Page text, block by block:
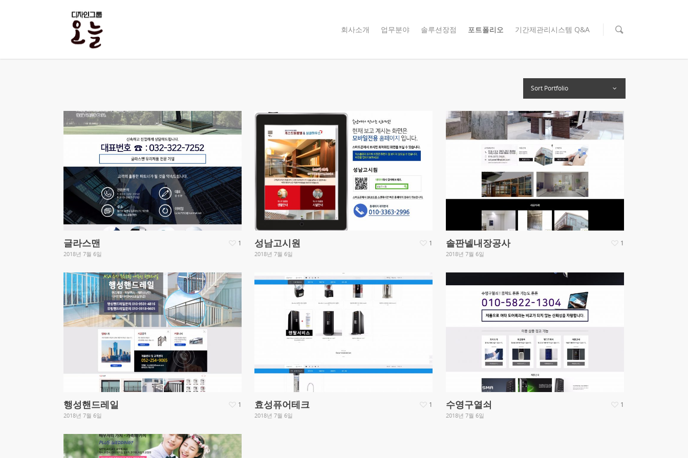
회사소개 업무분야 솔루션장점 포트폴리오 기간제관리시스템 Q&A
Sort Portfolio
글라스맨
2018년 7월 6일
1 성남고시원
2018년 7월 6일
1 솔판넬내장공사
2018년 7월 6일
1
행성핸드레일
2018년 7월 6일
1 효성퓨어테크
2018년 7월 6일
1 수영구열쇠
2018년 7월 6일
1